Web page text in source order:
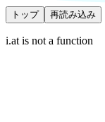
トップ 再読み込み
i.at is not a function